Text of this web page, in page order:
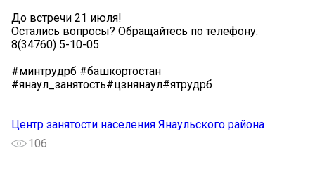
До встречи 21 июля!
Остались вопросы? Обращайтесь по телефону:
8(34760) 5-10-05
#минтрудрб #башкортостан
#янаул_занятость#цзнянаул#ятрудрб
Центр занятости населения Янаульского района
106